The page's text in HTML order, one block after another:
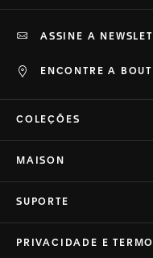
ENCONTRE A
ASSINE A
COLEÇÕES
MAISON
SUPORTE
PRIVACIDADE E